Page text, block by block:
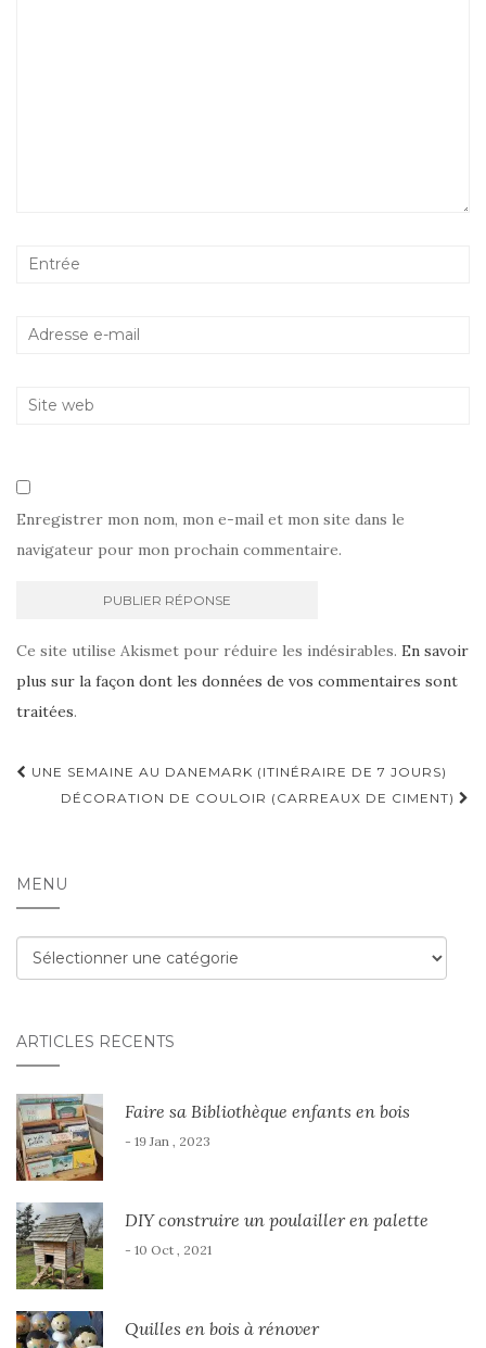
Enregistrer mon nom, mon e-mail et mon site dans le
navigateur pour mon prochain commentaire.
Ce site utilise Akismet pour réduire les indésirables. En savoir
plus sur la façon dont les données de vos commentaires sont
traitées.
Navigation
d'article
UNE SEMAINE AU DANEMARK (ITINÉRAIRE DE 7 JOURS)
DÉCORATION DE COULOIR (CARREAUX DE CIMENT)
MENU
Menu
ARTICLES RÉCENTS
Faire sa Bibliothèque enfants en bois
- 19 Jan , 2023
DIY construire un poulailler en palette
- 10 Oct , 2021
Quilles en bois à rénover